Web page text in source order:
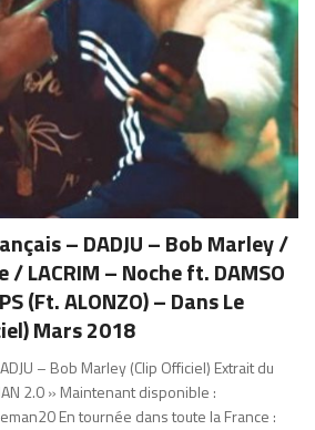
– DADJU – Bob Marley /
/ LACRIM – Noche ft. DAMSO
(Ft. ALONZO) – Dans Le
Mars 2018
– Bob Marley (Clip Officiel) Extrait du
2.0 » Maintenant disponible :
En tournée dans toute la France :